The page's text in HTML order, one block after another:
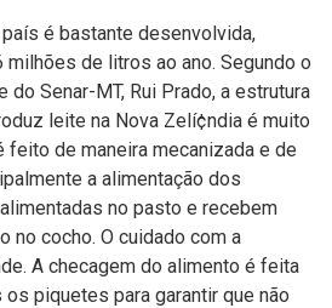
é bastante desenvolvida,
de litros ao ano. Segundo o
do Senar-MT, Rui Prado, a estrutura
leite na Nova Zelí¢ndia é muito
feito de maneira mecanizada e de
a alimentação dos
no pasto e recebem
no cocho. O cuidado com a
A checagem do alimento é feita
piquetes para garantir que não